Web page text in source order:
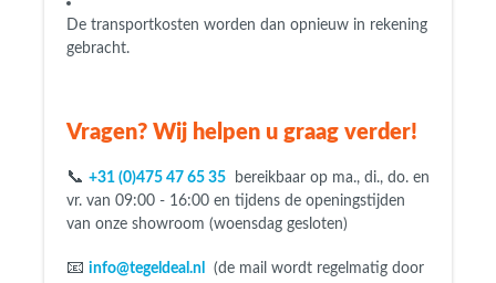
De transportkosten worden dan opnieuw in rekening
gebracht.
Vragen? Wij helpen u graag verder!
📞 +31 (0)475 47 65 35
bereikbaar op ma., di., do. en
vr. van 09:00 - 16:00 en tijdens de openingstijden
van onze showroom (woensdag gesloten)
📧 info@tegeldeal.nl
(de mail wordt regelmatig door